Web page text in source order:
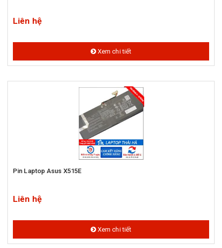
Liên hệ
Xem chi tiết
Pin Laptop Asus X515E
Liên hệ
Xem chi tiết